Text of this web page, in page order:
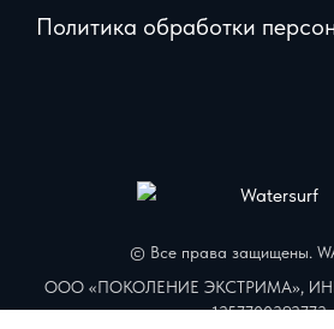
© Все права защищены.
ООО «ПОКОЛЕНИЕ ЭКСТРИМА», ИНН:
1257700392773
Политика обработки